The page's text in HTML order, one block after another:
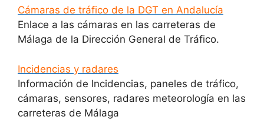
Cámaras de tráfico de la DGT en Andalucía
Enlace a las cámaras en las carreteras de
Málaga de la Dirección General de Tráfico.
Incidencias y radares
Información de Incidencias, paneles de tráfico,
cámaras, sensores, radares meteorología en las
carreteras de Málaga